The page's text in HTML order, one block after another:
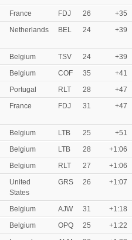
France FDJ 26
+35
Netherlands BEL 24 +39
Belgium TSV 24
+39
Belgium COF 35
+41
Portugal RLT 28
+47
France FDJ 31 +47
Belgium LTB 25
+51
Belgium LTB 28
+1:06
Belgium RLT 27
+1:06
United
States
GRS 26 +1:07
Belgium AJW 31
+1:18
Belgium OPQ 25
+1:22